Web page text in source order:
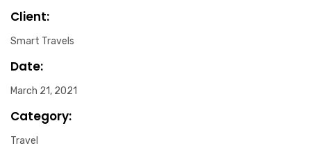
Client:
Smart Travels
Date:
March 21, 2021
Category:
Travel